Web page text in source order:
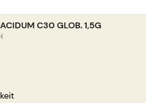
C30 GLOB. 1,5G